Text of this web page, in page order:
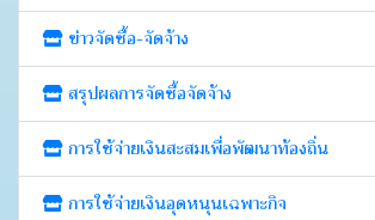
ข่าวจัดซื้อ-จัดจ้าง
สรุปผลการจัดซื้อจัดจ้าง
การใช้จ่ายเงินสะสมเพื่อพัฒนาท้องถิ่น
การใช้จ่ายเงินอุดหนุนเฉพาะกิจ